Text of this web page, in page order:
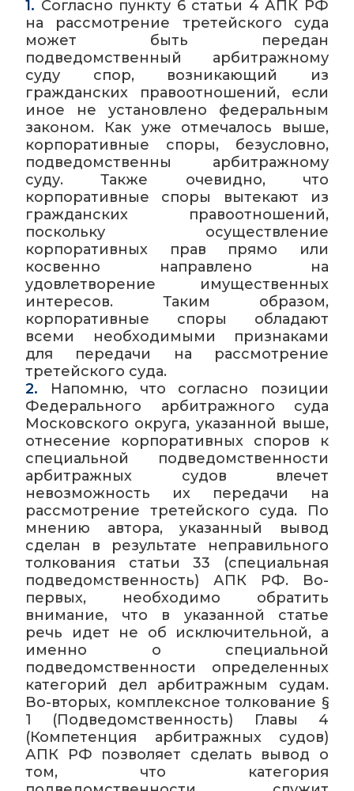
1. Согласно пункту 6 статьи 4 АПК РФ
на рассмотрение третейского суда
может быть передан
подведомственный арбитражному
суду спор, возникающий из
гражданских правоотношений, если
иное не установлено федеральным
законом. Как уже отмечалось выше,
корпоративные споры, безусловно,
подведомственны арбитражному
суду. Также очевидно, что
корпоративные споры вытекают из
гражданских правоотношений,
поскольку осуществление
корпоративных прав прямо или
косвенно направлено на
удовлетворение имущественных
интересов. Таким образом,
корпоративные споры обладают
всеми необходимыми признаками
для передачи на рассмотрение
третейского суда.
2.
Напомню, что согласно позиции
Федерального арбитражного суда
Московского округа, указанной выше,
отнесение корпоративных споров к
специальной подведомственности
арбитражных судов влечет
невозможность их передачи на
рассмотрение третейского суда. По
мнению автора, указанный вывод
сделан в результате неправильного
толкования статьи 33 (специальная
подведомственность) АПК РФ. Во-
первых, необходимо обратить
внимание, что в указанной статье
речь идет не об исключительной, а
именно о специальной
подведомственности определенных
категорий дел арбитражным судам.
Во-вторых, комплексное толкование §
1 (Подведомственность) Главы 4
(Компетенция арбитражных судов)
АПК РФ позволяет сделать вывод о
том, что категория